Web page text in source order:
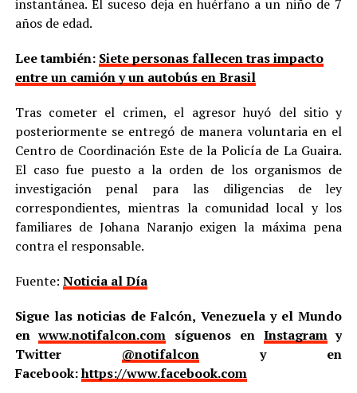
instantánea. El suceso deja en huérfano a un niño de 7
años de edad.
Lee también: Siete personas fallecen tras impacto
entre un camión y un autobús en Brasil
Tras cometer el crimen, el agresor huyó del sitio y
posteriormente se entregó de manera voluntaria en el
Centro de Coordinación Este de la Policía de La Guaira.
El caso fue puesto a la orden de los organismos de
investigación penal para las diligencias de ley
correspondientes, mientras la comunidad local y los
familiares de Johana Naranjo exigen la máxima pena
contra el responsable.
Fuente: Noticia al Día
Sigue las noticias de Falcón, Venezuela y el Mundo
enwww.notifalcon.com síguenos en Instagramy
Twitter @notifalcony en
Facebook:https://www.facebook.com